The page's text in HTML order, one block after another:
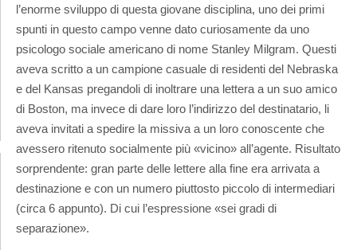
l’enorme sviluppo di questa giovane disciplina, uno dei primi
spunti in questo campo venne dato curiosamente da uno
psicologo sociale americano di nome Stanley Milgram. Questi
aveva scritto a un campione casuale di residenti del Nebraska
e del Kansas pregandoli di inoltrare una lettera a un suo amico
di Boston, ma invece di dare loro l’indirizzo del destinatario, li
aveva invitati a spedire la missiva a un loro conoscente che
avessero ritenuto socialmente più «vicino» all’agente. Risultato
sorprendente: gran parte delle lettere alla fine era arrivata a
destinazione e con un numero piuttosto piccolo di intermediari
(circa 6 appunto). Di cui l’espressione «sei gradi di
separazione».